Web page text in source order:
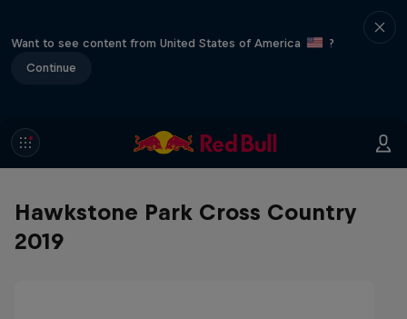
Want to see content from United States of America
?
Continue
Hawkstone Park Cross Country
2019